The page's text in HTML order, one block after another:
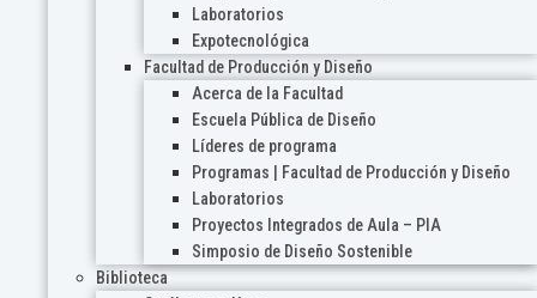
Laboratorios
Expotecnológica
Facultad de Producción y Diseño
Acerca de la Facultad
Escuela Pública de Diseño
Líderes de programa
Programas | Facultad de Producción y Diseño
Laboratorios
Proyectos Integrados de Aula – PIA
Simposio de Diseño Sostenible
Biblioteca